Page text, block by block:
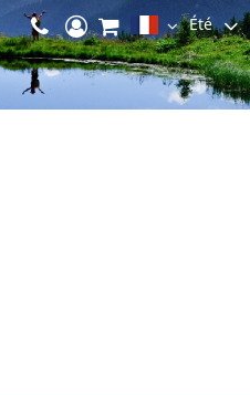
Été